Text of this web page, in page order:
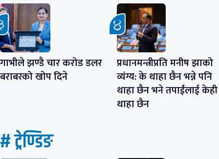
गाभीले झण्डै चार करोड डलर
बराबरको खोप दिने
प्रधानमन्त्रीप्रति मनीष झाको
व्यंग्य: के थाहा छैन भन्ने पनि
थाहा छैन भने तपाईंलाई केही
थाहा छैन
# ट्रेण्डिङ